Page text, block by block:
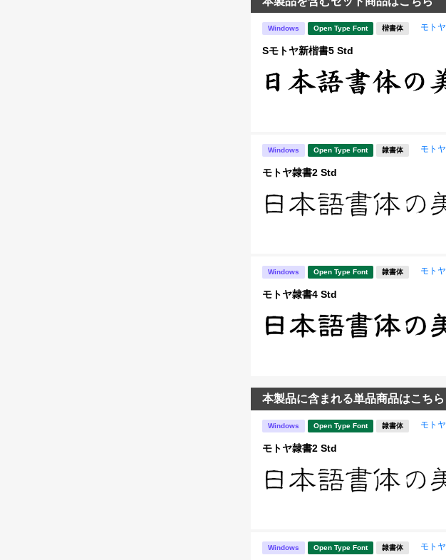
Windows Open Type Font 楷書体 モトヤ
Sモトヤ新楷書5 Std
Windows Open Type Font 隷書体 モトヤ
モトヤ隷書2 Std
Windows Open Type Font 隷書体 モトヤ
モトヤ隷書4 Std
本製品に含まれる単品商品はこちら
Windows Open Type Font 隷書体 モトヤ
モトヤ隷書2 Std
Windows Open Type Font 隷書体 モトヤ